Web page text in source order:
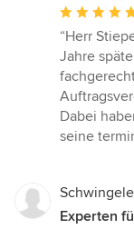
Bewertung:
5
von
5
Sternen
“Herr
Jahre
Dabei
seine
Experten